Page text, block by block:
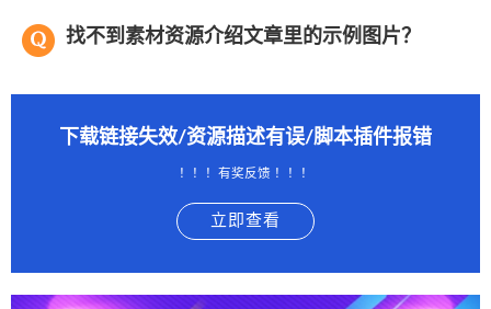
找不到素材资源介绍文章里的示例图片？
下载链接失效/资源描述有误/脚本插件报错
！！！有奖反馈 ！！！
立即查看